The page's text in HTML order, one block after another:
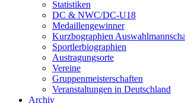
Statistiken
DC & NWC/DC-U18
Medaillengewinner
Kurzbographien
Sportlerbiographien
Austragungsorte
Vereine
Gruppenmeisterschaften
Veranstaltungen in Deutschland
Archiv